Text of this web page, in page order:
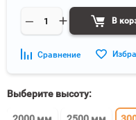
В
Сравнение
Выберите высоту: